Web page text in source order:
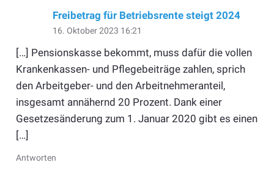
Freibetrag für Betriebsrente steigt 2024
16. Oktober 2023 16:21
[…] Pensionskasse bekommt, muss dafür die vollen
Krankenkassen- und Pflegebeiträge zahlen, sprich
den Arbeitgeber- und den Arbeitnehmeranteil,
insgesamt annähernd 20 Prozent. Dank einer
Gesetzesänderung zum 1. Januar 2020 gibt es einen
[…]
Antworten